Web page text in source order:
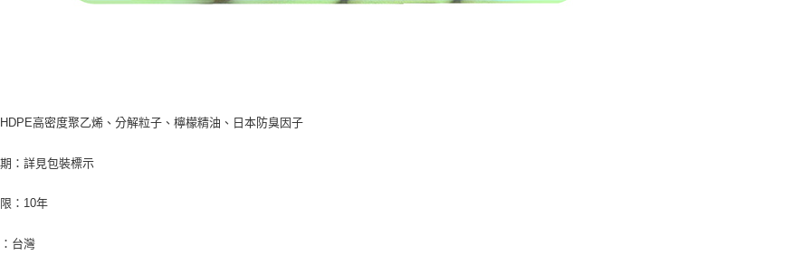
HDPE高密度聚乙烯、分解粒子、檸檬精油 、日本防臭因子
：詳見包裝標示
： 10年
台灣